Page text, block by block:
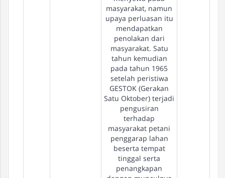
masyarakat, namun
upaya perluasan itu
mendapatkan
penolakan dari
masyarakat. Satu
tahun kemudian
pada tahun 1965
setelah peristiwa
GESTOK (Gerakan
Satu Oktober) terjadi
pengusiran
terhadap
masyarakat petani
penggarap lahan
beserta tempat
tinggal serta
penangkapan